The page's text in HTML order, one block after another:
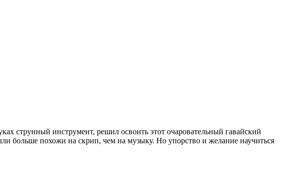
струнный инструмент, решил освоить этот очаровательный гавайский
больше похожи на скрип, чем на музыку. Но упорство и желание научиться